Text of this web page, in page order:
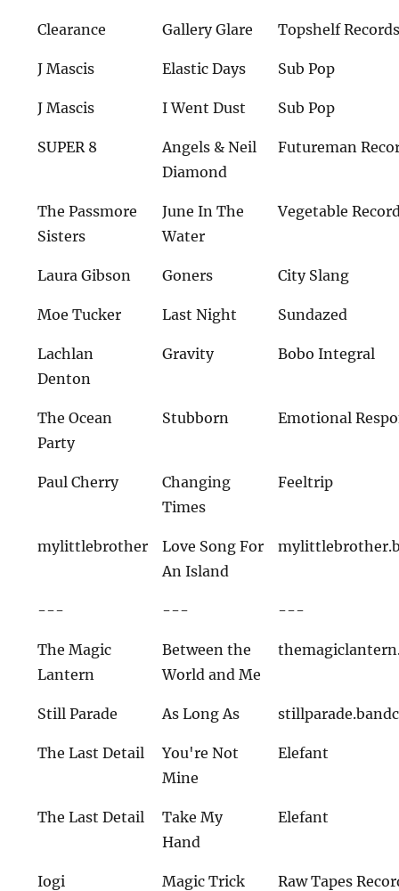
Clearance Gallery Glare Topshelf
J Mascis Elastic Days Sub Pop
J Mascis I Went Dust Sub Pop
SUPER 8
Angels & Neil
Diamond
Futureman
The Passmore
Sisters
June In The
Water
Vegetable
Laura Gibson Goners City Slang
Moe Tucker Last Night Sundazed
Lachlan
Denton
Gravity Bobo Integral
The Ocean
Party
Stubborn Emotional
Paul Cherry
Changing
Times
Feeltrip
mylittlebrother
Love Song For
An Island
--- --- ---
The Magic
Lantern
Between the
World and Me
Still Parade As Long As
The Last Detail
You're Not
Mine
Elefant
The Last Detail
Take My
Hand
Elefant
Iogi Magic Trick Raw Tapes